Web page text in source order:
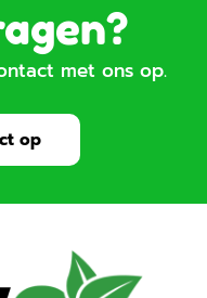
met ons op.
op